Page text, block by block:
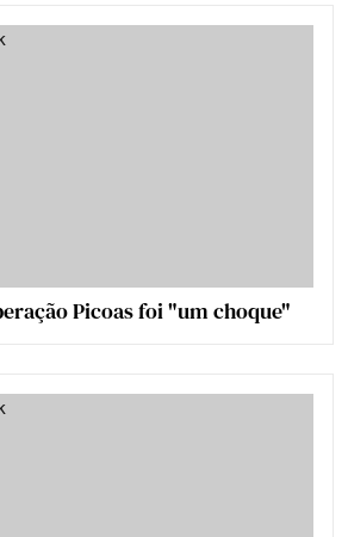
Picoas foi "um choque"